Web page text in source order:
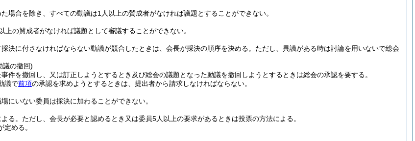
場合を除き、すべての動議は1人以上の賛成者がなければ議題とすることができない。
上の賛成者がなければ議題として審議することができない。
決に付さなければならない動議が競合したときは、会長が採決の順序を決める。 ただし、異議がある時は討論を用いないで総会
議の撤回)
件を撤回し、又は訂正しようとするとき及び総会の議題となった動議を撤回しようとするときは総会の承認を要する。
議で前項の承認を求めようとするときは、提出者から請求しなければならない。
にいない委員は採決に加わることができない。
る。 ただし、会長が必要と認めるとき又は委員5人以上の要求があるときは投票の方法による。
める。